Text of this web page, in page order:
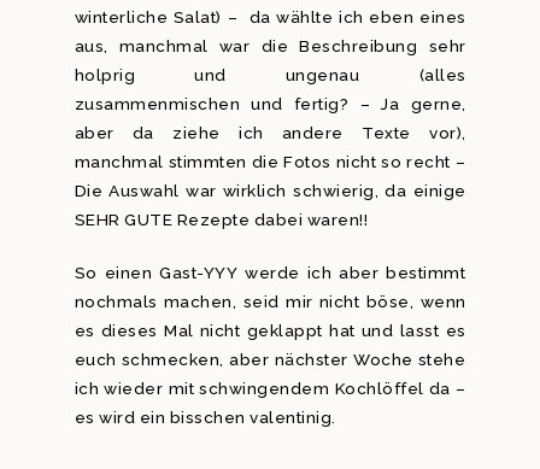
winterliche Salat) – da wählte ich eben eines
aus, manchmal war die Beschreibung sehr
holprig und ungenau (alles
zusammenmischen und fertig? – Ja gerne,
aber da ziehe ich andere Texte vor),
manchmal stimmten die Fotos nicht so recht –
Die Auswahl war wirklich schwierig, da einige
SEHR GUTE Rezepte dabei waren!!
So einen Gast-YYY werde ich aber bestimmt
nochmals machen, seid mir nicht böse, wenn
es dieses Mal nicht geklappt hat und lasst es
euch schmecken, aber nächster Woche stehe
ich wieder mit schwingendem Kochlöffel da –
es wird ein bisschen valentinig.